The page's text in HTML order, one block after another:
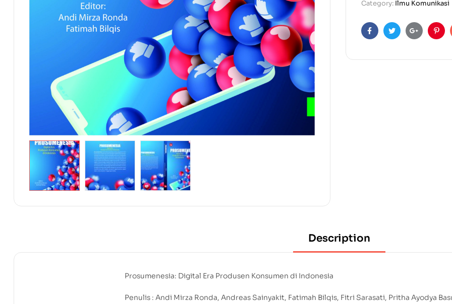
Category: Ilmu Komunikasi
FacebookTwitterGoogle+
Description
Prosumenesia: Digital Era Produsen Konsumen di Indonesia
Penulis : Andi Mirza Ronda, Andreas Sainyakit, Fatimah Bilqis, Fitri Sarasati, Pritha Ayodya